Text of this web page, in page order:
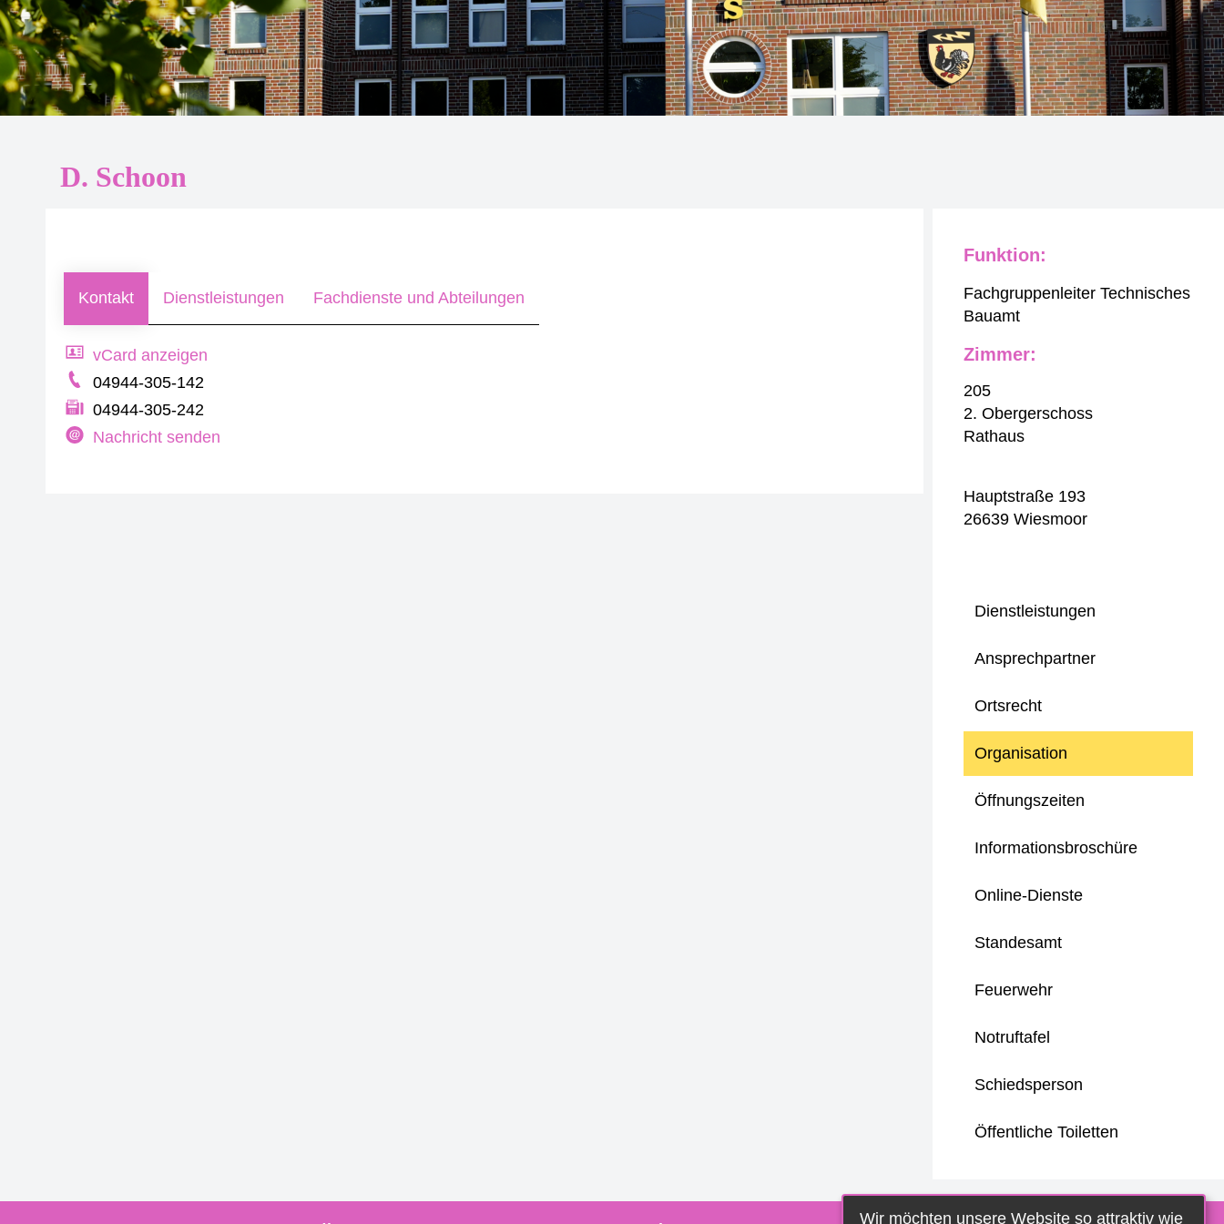
D. Schoon
Kontakt Dienstleistungen Fachdienste und Abteilungen
vCard anzeigen
04944-305-142
04944-305-242
Nachricht senden
Dienstleistungen
Ansprechpartner
Ortsrecht
Organisation
Öffnungszeiten
Informationsbroschüre
Online-Dienste
Standesamt
Feuerwehr
Notruftafel
Schiedsperson
Öffentliche Toiletten
Funktion:
Fachgruppenleiter Technisches
Bauamt
Zimmer:
205
2. Obergerschoss
Rathaus
Hauptstraße 193
26639 Wiesmoor
Wir möchten unsere Website so attraktiv wie